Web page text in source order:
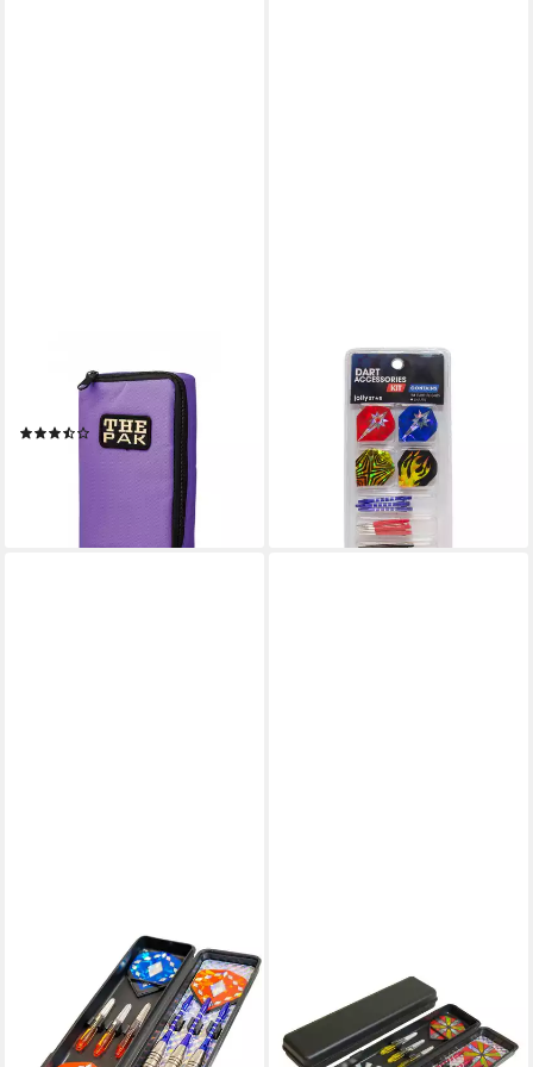
Dartpfeil Darttasche The Pak
(4)
lieferbar - in 2-3 Werktagen bei dir
+4
JOLLYSTAR
Dartpfeil Dart Zubehörset –
12 Flights & 9 Shafts – Metall
& Kunststoff
14,95 €
lieferbar - in 4-5 Werktagen bei dir
Dartpfeil Dartpfeile Set 20
Gramm 15 teilig mit Zubehör
und Aufbewahrungsbox,
Dartpfeile Set mit 20 Gramm
Dartpfeil Dartpfeile Set 20
Gramm 15 teilig mit Zubehör
und Aufbewahrungsbox,
Dartpfeile Set mit 20 Gramm